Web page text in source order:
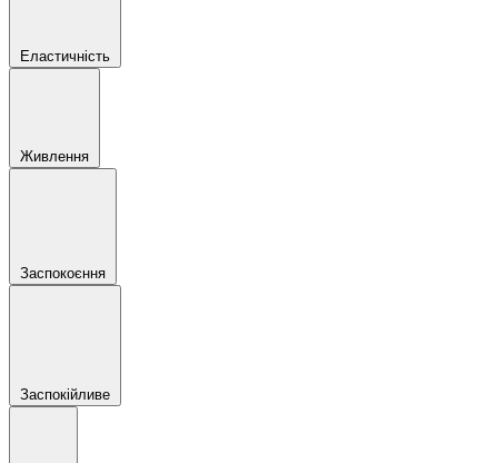
Еластичність
Живлення
Заспокоєння
Заспокійливе